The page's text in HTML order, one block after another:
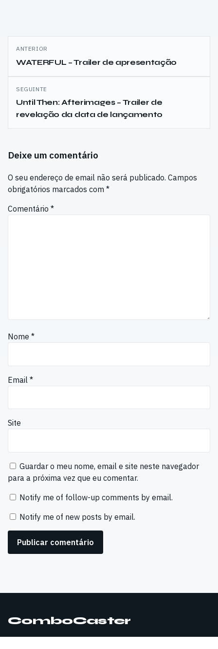
Navegação
de
artigos
ANTERIOR
WATERFUL – Trailer de apresentação
SEGUINTE
Until Then: Afterimages – Trailer de
revelação da data de lançamento
Deixe um comentário
O seu endereço de email não será publicado. Campos
obrigatórios marcados com *
Comentário *
Nome *
Email *
Site
Guardar o meu nome, email e site neste navegador
para a próxima vez que eu comentar.
Notify me of follow-up comments by email.
Notify me of new posts by email.
ComboCaster